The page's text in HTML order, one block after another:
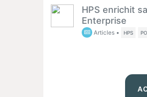
HPS enrichit
Enterprise
Articles • HPS